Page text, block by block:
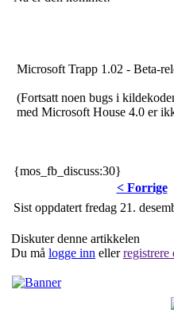
Microsoft Trapp 1.02 - Beta-
(Fortsatt noen bugs i
med Microsoft House 4.0 er
{mos_fb_discuss:30}
< Forrige
Sist oppdatert fredag 21.
Diskuter denne artikkelen
Du må logge inn ellerregistrere